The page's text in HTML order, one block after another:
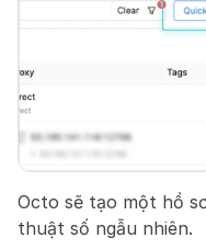
Octo sẽ tạo một hồ
thuật số ngẫu nhiên.